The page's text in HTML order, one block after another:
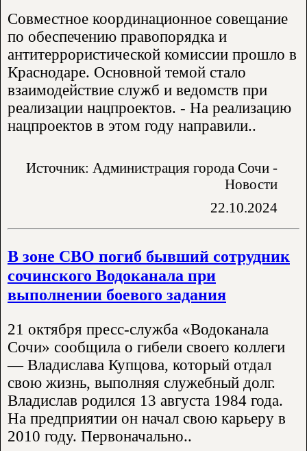
Совместное координационное совещание
по обеспечению правопорядка и
антитеррористической комиссии прошло в
Краснодаре. Основной темой стало
взаимодействие служб и ведомств при
реализации нацпроектов. - На реализацию
нацпроектов в этом году направили..
Источник: Администрация города Сочи -
Новости
22.10.2024
В зоне СВО погиб бывший сотрудник
сочинского Водоканала при
выполнении боевого задания
21 октября пресс-служба «Водоканала
Сочи» сообщила о гибели своего коллеги
— Владислава Купцова, который отдал
свою жизнь, выполняя служебный долг.
Владислав родился 13 августа 1984 года.
На предприятии он начал свою карьеру в
2010 году. Первоначально..